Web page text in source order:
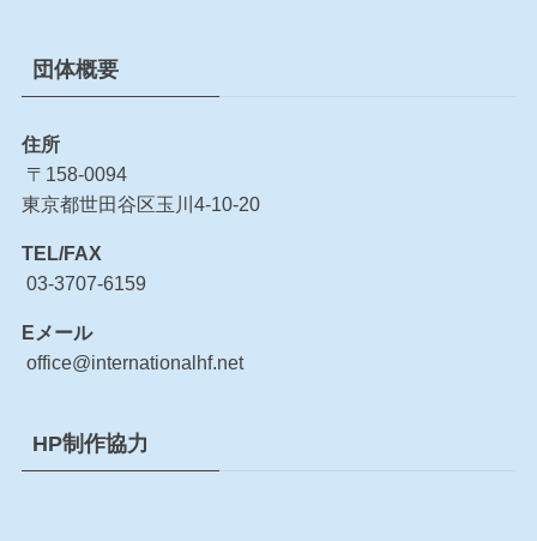
団体概要
住所
〒158-0094
東京都世田谷区玉川4-10-20
TEL/FAX
03-3707-6159
Eメール
office@internationalhf.net
HP制作協力